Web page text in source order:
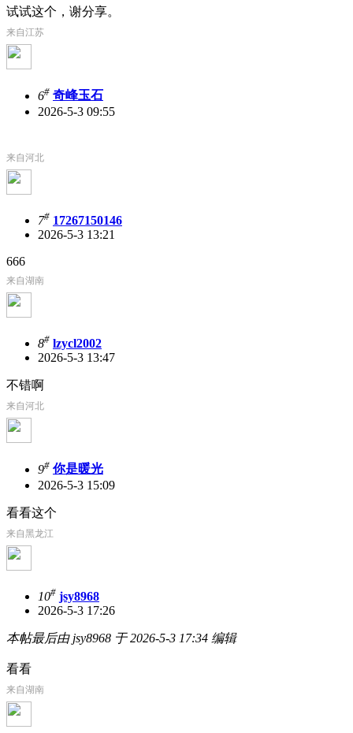
试试这个，谢分享。
来自江苏
6# 奇峰玉石
2026-5-3 09:55
来自河北
7# 17267150146
2026-5-3 13:21
666
来自湖南
8# lzycl2002
2026-5-3 13:47
不错啊
来自河北
9# 你是暖光
2026-5-3 15:09
看看这个
来自黑龙江
10# jsy8968
2026-5-3 17:26
本帖最后由 jsy8968 于 2026-5-3 17:34 编辑
看看
来自湖南